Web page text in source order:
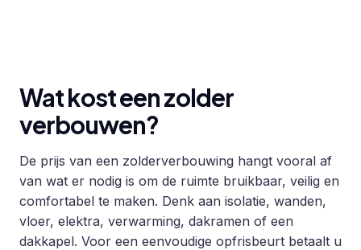
Wat kost een zolder
verbouwen?
De prijs van een zolderverbouwing hangt vooral af
van wat er nodig is om de ruimte bruikbaar, veilig en
comfortabel te maken. Denk aan isolatie, wanden,
vloer, elektra, verwarming, dakramen of een
dakkapel. Voor een eenvoudige opfrisbeurt betaalt u